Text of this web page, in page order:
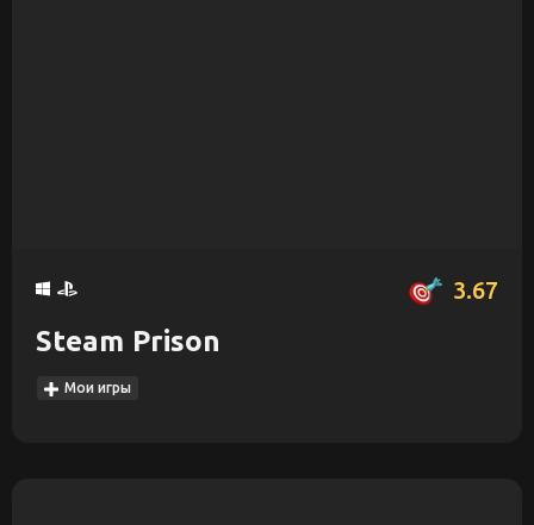
3.67
Steam Prison
Мои игры